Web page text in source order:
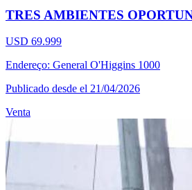
TRES AMBIENTES
USD 69.999
Endereço: General O'Higgins 1000
Publicado desde el 21/04/2026
Venta